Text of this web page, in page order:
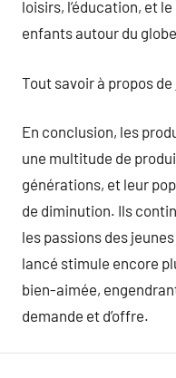
loisirs, l’éducation, et
enfants autour du
Tout savoir à propos de
En conclusion, les
une multitude de
générations, et leur
de diminution. Ils
les passions des
lancé stimule encore
bien-aimée,
demande et d’offre.